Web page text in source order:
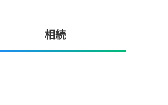
相続